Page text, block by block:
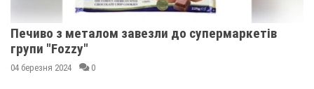
Печиво з металом завезли до супермаркетів
групи "Fozzy"
04 березня 2024 0